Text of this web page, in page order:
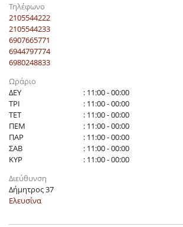
Τηλέφωνο
2105544222
2105544233
6907665771
6944797774
6980248833
Ωράριο
ΔΕΥ
: 11:00 - 00:00
ΤΡΙ
: 11:00 - 00:00
ΤΕΤ
: 11:00 - 00:00
ΠΕΜ
: 11:00 - 00:00
ΠΑΡ
: 11:00 - 00:00
ΣΑΒ
: 11:00 - 00:00
ΚΥΡ
: 11:00 - 00:00
Διεύθυνση
Δήμητρος 37
Ελευσίνα